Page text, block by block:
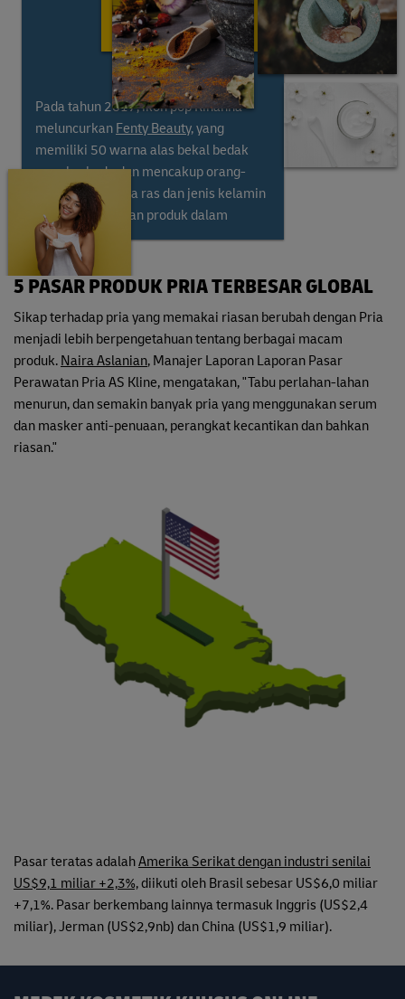
Pada tahun 2017, ikon pop Rihanna
meluncurkan Fenty Beauty, yang
memiliki 50 warna alas bekal bedak
yang berbeda dan mencakup orang-
orang dari semua ras dan jenis kelamin
yang memodelkan produk dalam
kampanye.
5 PASAR PRODUK PRIA TERBESAR GLOBAL
Sikap terhadap pria yang memakai riasan berubah dengan Pria
menjadi lebih berpengetahuan tentang berbagai macam
produk. Naira Aslanian, Manajer Laporan Laporan Pasar
Perawatan Pria AS Kline, mengatakan, "Tabu perlahan-lahan
menurun, dan semakin banyak pria yang menggunakan serum
dan masker anti-penuaan, perangkat kecantikan dan bahkan
riasan."
Pasar teratas adalahAmerika Serikat dengan industri senilai
US$9,1 miliar +2,3%,diikuti oleh Brasil sebesar US$6,0 miliar
+7,1%. Pasar berkembang lainnya termasuk Inggris (US$2,4
miliar), Jerman (US$2,9nb) dan China (US$1,9 miliar).